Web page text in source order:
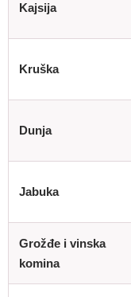
Kajsija
Kruška
Dunja
Jabuka
Grožđe i vinska
komina